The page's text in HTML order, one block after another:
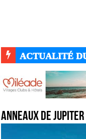
ACTUALITÉ
Anneaux de Jupiter